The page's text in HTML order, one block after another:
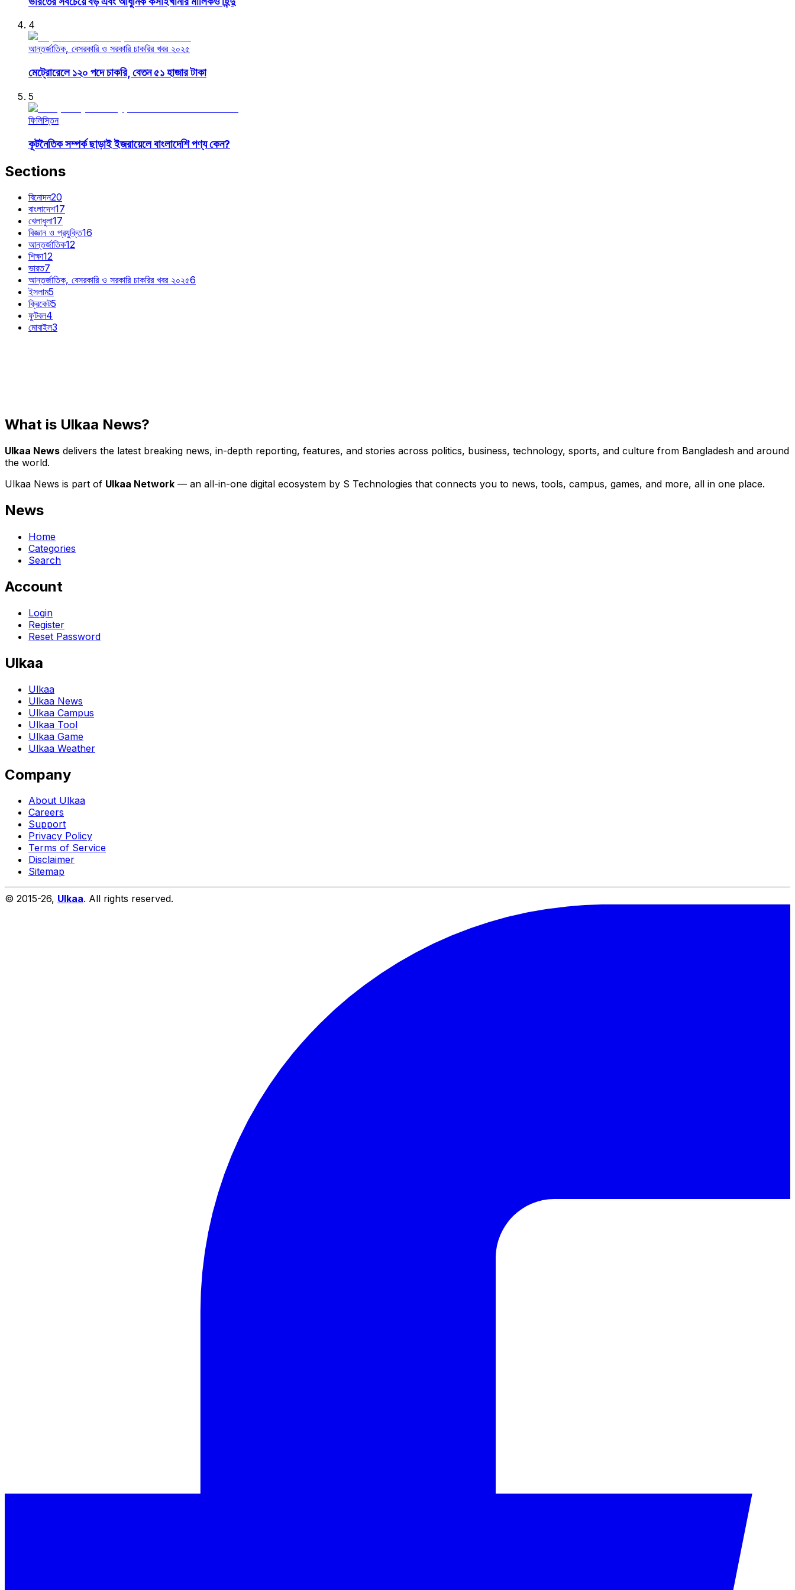
4
আন্তর্জাতিক, বেসরকারি ও সরকারি চাকরির খবর ২০২৫
মেট্রোরেলে ১২০ পদে চাকরি, বেতন ৫১ হাজার টাকা
5
ফিলিস্তিন
কূটনৈতিক সম্পর্ক ছাড়াই ইজরায়েলে বাংলাদেশি পণ্য কেন?
Sections
বিনোদন20
বাংলাদেশ17
খেলাধুলা17
বিজ্ঞান ও প্রযুক্তি16
আন্তর্জাতিক12
শিক্ষা12
ভারত7
আন্তর্জাতিক, বেসরকারি ও সরকারি চাকরির খবর ২০২৫6
ইসলাম5
ক্রিকেট5
ফুটবল4
মোবাইল3
What is Ulkaa News?
Ulkaa News delivers the latest breaking news, in-depth reporting, features, and stories across politics, business, technology, sports, and culture from Bangladesh and around
the world.
Ulkaa News is part of Ulkaa Network — an all-in-one digital ecosystem by S Technologies that connects you to news, tools, campus, games, and more, all in one place.
News
Home
Categories
Search
Account
Login
Register
Reset Password
Ulkaa
Ulkaa
Ulkaa News
Ulkaa Campus
Ulkaa Tool
Ulkaa Game
Ulkaa Weather
Company
About Ulkaa
Careers
Support
Privacy Policy
Terms of Service
Disclaimer
Sitemap
© 2015-26, Ulkaa. All rights reserved.